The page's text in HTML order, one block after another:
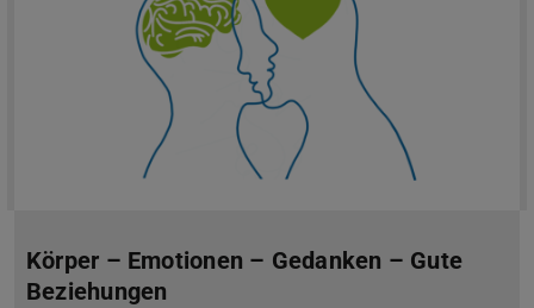
Körper – Emotionen – Gedanken – Gute
Beziehungen